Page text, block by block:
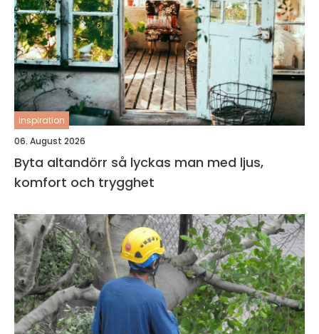
inspiration
06. August 2026
Byta altandörr så lyckas man med ljus,
komfort och trygghet